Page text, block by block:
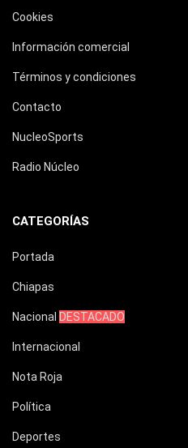
Cookies
Información comercial
Términos y condiciones
Contacto
NucleoSports
Radio Núcleo
CATEGORÍAS
Portada
Chiapas
Nacional DESTACADO
Internacional
Nota Roja
Política
Deportes